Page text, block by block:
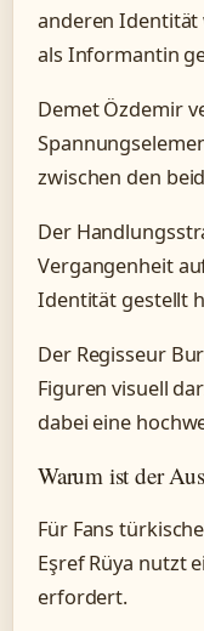
anderen Identität
als Informantin
Demet Özdemir
zwischen den
Der
Vergangenheit
Identität gestellt
Der Regisseur
Figuren visuell
dabei eine
Warum ist der
Für Fans
Eşref Rüya nutzt
erfordert.